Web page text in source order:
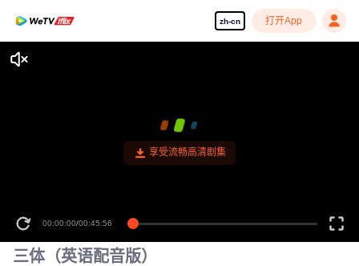
zh-cn 打开App
享受流畅高清剧集
00:00:00/00:45:56
三体（英语配音版）